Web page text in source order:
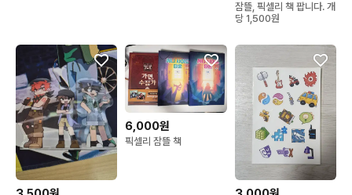
잠뜰, 픽셀리 책 팝니다. 개
당 1,500원
6,000원
픽셀리 잠뜰 책